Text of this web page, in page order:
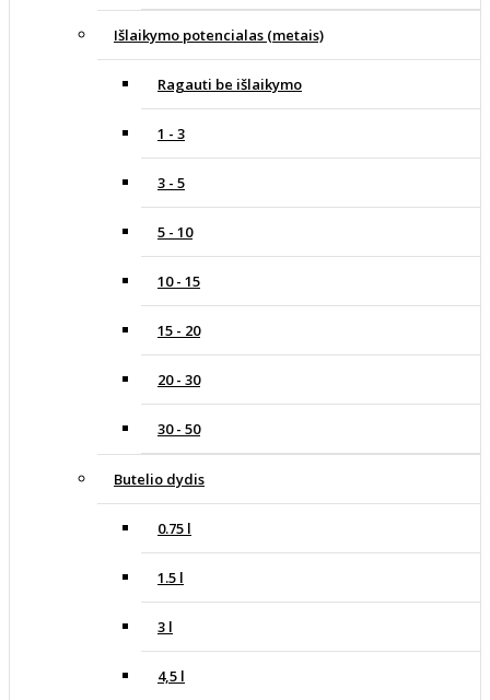
Išlaikymo potencialas (metais)
Ragauti be išlaikymo
1 - 3
3 - 5
5 - 10
10 - 15
15 - 20
20 - 30
30 - 50
Butelio dydis
0.75 l
1.5 l
3 l
4,5 l